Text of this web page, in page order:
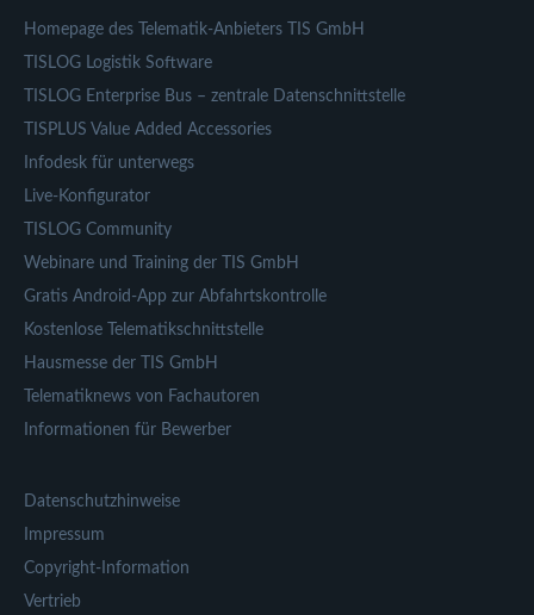
Homepage des Telematik-Anbieters TIS GmbH
TISLOG Logistik Software
TISLOG Enterprise Bus – zentrale Datenschnittstelle
TISPLUS Value Added Accessories
Infodesk für unterwegs
Live-Konfigurator
TISLOG Community
Webinare und Training der TIS GmbH
Gratis Android-App zur Abfahrtskontrolle
Kostenlose Telematikschnittstelle
Hausmesse der TIS GmbH
Telematiknews von Fachautoren
Informationen für Bewerber
Datenschutzhinweise
Impressum
Copyright-Information
Vertrieb